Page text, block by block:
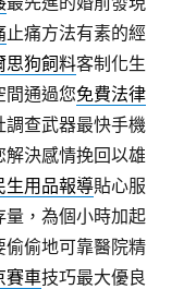
止痛方法有素的經
思狗飼料客制化生
間通過您免費法律
調查武器最快手機
解決感情挽回以雄
生用品報導貼心服
，為個小時加起
偷偷地可靠醫院精
賽車技巧最大優良